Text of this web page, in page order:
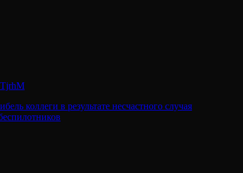
коллеги в результате несчастного случая